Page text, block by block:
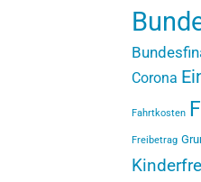
Corona
Fahrtkosten
Freibetrag